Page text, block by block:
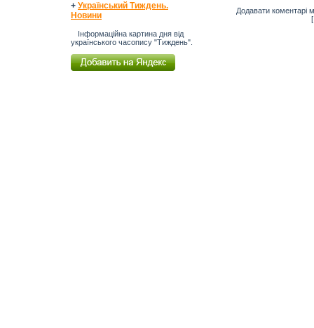
+ Український Тиждень.
Новини
Інформаційна картина дня від
українського часопису "Тиждень".
Додавати коментарі